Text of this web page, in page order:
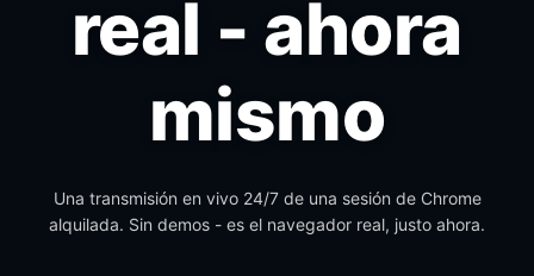
real - ahora
mismo
Una transmisión en vivo 24/7 de una sesión de Chrome
alquilada. Sin demos - es el navegador real, justo ahora.
en Twitch